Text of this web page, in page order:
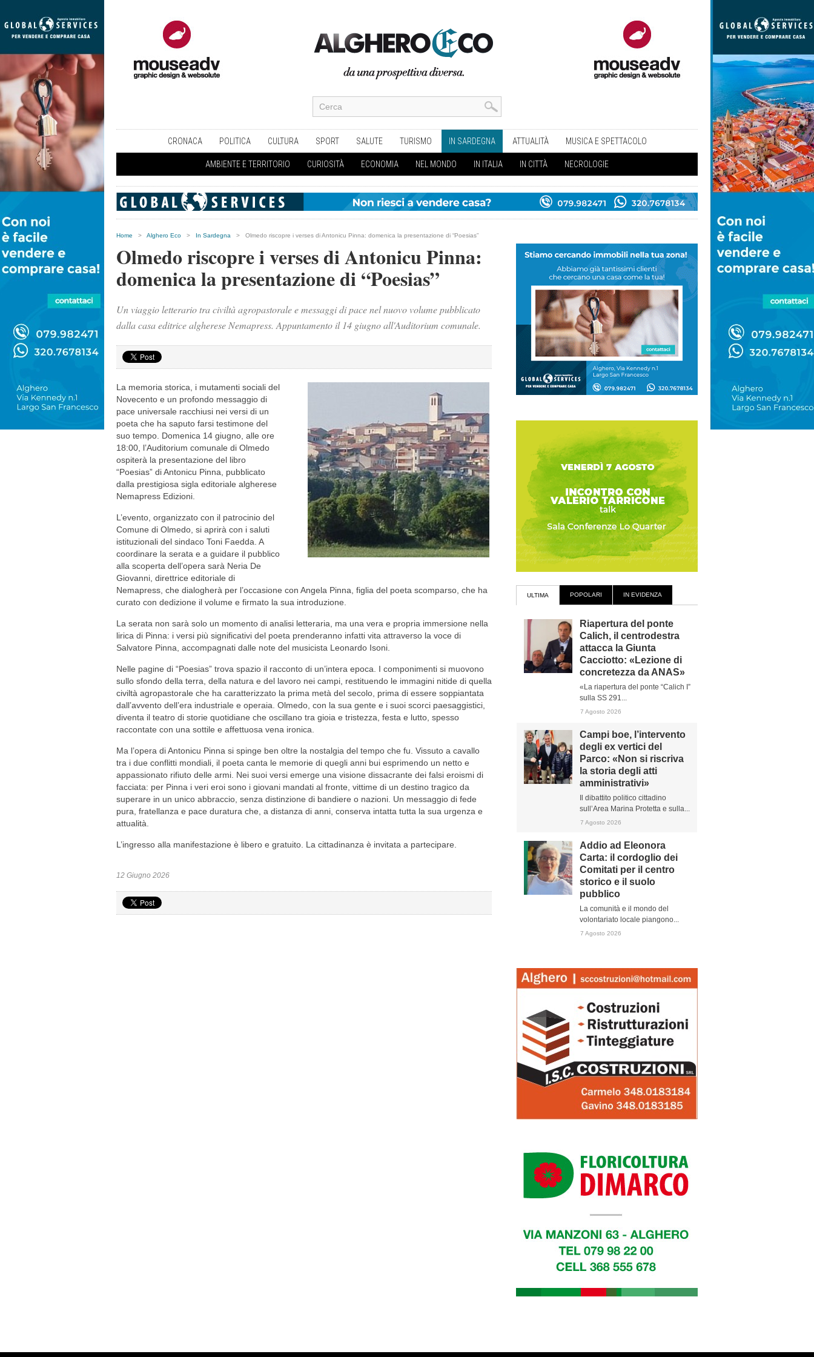
CRONACA POLITICA CULTURA SPORT SALUTE TURISMO IN SARDEGNA ATTUALITÀ MUSICA E SPETTACOLO
AMBIENTE E TERRITORIO CURIOSITÀ ECONOMIA NEL MONDO IN ITALIA IN CITTÀ NECROLOGIE
Home > Alghero Eco > In Sardegna > Olmedo riscopre i verses di Antonicu Pinna: domenica la presentazione di “Poesias”
Olmedo riscopre i verses di Antonicu Pinna:
domenica la presentazione di “Poesias”
Un viaggio letterario tra civiltà agropastorale e messaggi di pace nel nuovo volume pubblicato
dalla casa editrice algherese Nemapress. Appuntamento il 14 giugno all'Auditorium comunale.
La memoria storica, i mutamenti sociali del
Novecento e un profondo messaggio di
pace universale racchiusi nei versi di un
poeta che ha saputo farsi testimone del
suo tempo. Domenica 14 giugno, alle ore
18:00, l’Auditorium comunale di Olmedo
ospiterà la presentazione del libro
“Poesias” di Antonicu Pinna, pubblicato
dalla prestigiosa sigla editoriale algherese
Nemapress Edizioni.
L’evento, organizzato con il patrocinio del
Comune di Olmedo, si aprirà con i saluti
istituzionali del sindaco Toni Faedda. A
coordinare la serata e a guidare il pubblico
alla scoperta dell’opera sarà Neria De
Giovanni, direttrice editoriale di
Nemapress, che dialogherà per l’occasione con Angela Pinna, figlia del poeta scomparso, che ha
curato con dedizione il volume e firmato la sua introduzione.
La serata non sarà solo un momento di analisi letteraria, ma una vera e propria immersione nella
lirica di Pinna: i versi più significativi del poeta prenderanno infatti vita attraverso la voce di
Salvatore Pinna, accompagnati dalle note del musicista Leonardo Isoni.
Nelle pagine di “Poesias” trova spazio il racconto di un’intera epoca. I componimenti si muovono
sullo sfondo della terra, della natura e del lavoro nei campi, restituendo le immagini nitide di quella
civiltà agropastorale che ha caratterizzato la prima metà del secolo, prima di essere soppiantata
dall’avvento dell’era industriale e operaia. Olmedo, con la sua gente e i suoi scorci paesaggistici,
diventa il teatro di storie quotidiane che oscillano tra gioia e tristezza, festa e lutto, spesso
raccontate con una sottile e affettuosa vena ironica.
Ma l’opera di Antonicu Pinna si spinge ben oltre la nostalgia del tempo che fu. Vissuto a cavallo
tra i due conflitti mondiali, il poeta canta le memorie di quegli anni bui esprimendo un netto e
appassionato rifiuto delle armi. Nei suoi versi emerge una visione dissacrante dei falsi eroismi di
facciata: per Pinna i veri eroi sono i giovani mandati al fronte, vittime di un destino tragico da
superare in un unico abbraccio, senza distinzione di bandiere o nazioni. Un messaggio di fede
pura, fratellanza e pace duratura che, a distanza di anni, conserva intatta tutta la sua urgenza e
attualità.
L’ingresso alla manifestazione è libero e gratuito. La cittadinanza è invitata a partecipare.
12 Giugno 2026
ULTIMA POPOLARI IN EVIDENZA
Riapertura del ponte
Calich, il centrodestra
attacca la Giunta
Cacciotto: «Lezione di
concretezza da ANAS»
«La riapertura del ponte “Calich I”
sulla SS 291...
7 Agosto 2026
Campi boe, l’intervento
degli ex vertici del
Parco: «Non si riscriva
la storia degli atti
amministrativi»
Il dibattito politico cittadino
sull’Area Marina Protetta e sulla...
7 Agosto 2026
Addio ad Eleonora
Carta: il cordoglio dei
Comitati per il centro
storico e il suolo
pubblico
La comunità e il mondo del
volontariato locale piangono...
7 Agosto 2026